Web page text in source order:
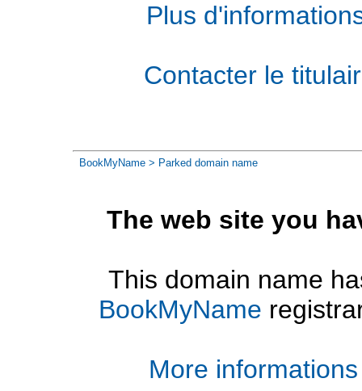
Plus
Contacter le
BookMyName > Parked domain name
The web site you
This domain name
BookMyName
More